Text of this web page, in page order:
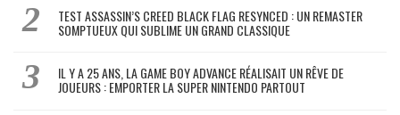
TEST ASSASSIN’S CREED BLACK FLAG RESYNCED : UN REMASTER
SOMPTUEUX QUI SUBLIME UN GRAND CLASSIQUE
IL Y A 25 ANS, LA GAME BOY ADVANCE RÉALISAIT UN RÊVE DE
JOUEURS : EMPORTER LA SUPER NINTENDO PARTOUT